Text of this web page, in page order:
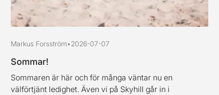
Markus Forsström•2026-07-07
Sommar!
Sommaren är här och för många väntar nu en
välförtjänt ledighet. Även vi på Skyhill går in i